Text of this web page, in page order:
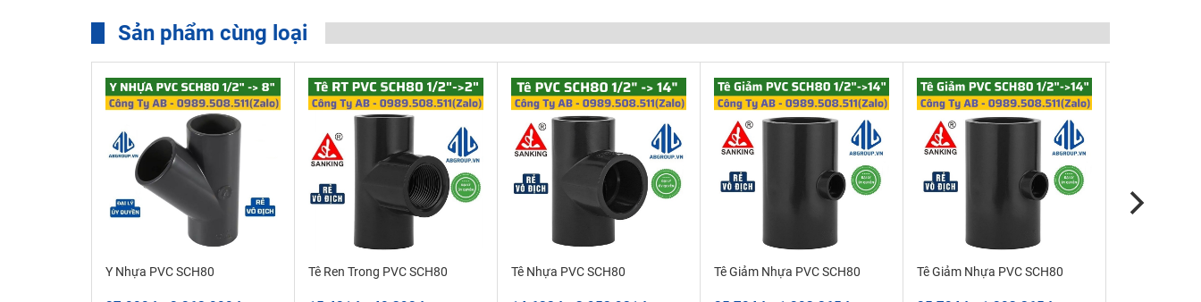
Ưu Điểm Mặt Bích Nhựa UPVC ANSI - JIS
mặt bích uPVC ANSI - JIS được sản xuất từ hạt nhựa PVC cao cấp vì vậy sản
phẩm có độ đàn hồi cao, chống chịu được thời tiết và lão hóa dưới ánh
sáng mặt trời, nó còn có khả năng chống ăn mòn mạnh, dễ dàng kết nối.
mặt bích pvc tiêu chuẩn ANSI + JIS phẳng cao hệ số nhám thấp chống bám
cặn và tăng khả năng dẫn nước, chất lỏng, nó có khả năng chống ăn mòn và
kháng hóa chất tuyệt vời như: chống Axit, kiềm, chống ăn mòn đồng thời
Sản phẩm cùng loại
Y Nhựa PVC SCH80 Tê Ren Trong PVC SCH80 Tê Nhựa PVC SCH80 Tê Giảm Nhựa PVC SCH80 Tê Giảm Nhựa PVC SCH80